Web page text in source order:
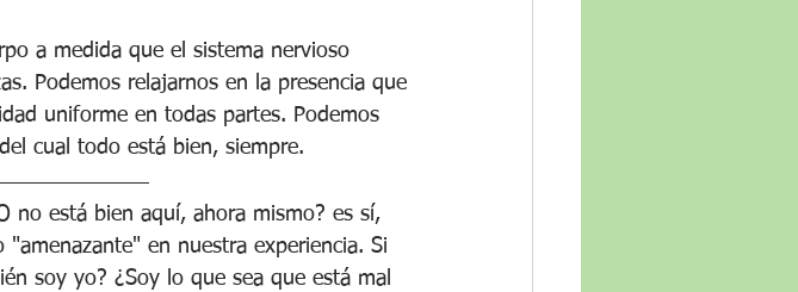
a medida que el sistema nervioso
Podemos relajarnos en la presencia que
uniforme en todas partes. Podemos
cual todo está bien, siempre.
no está bien aquí, ahora mismo? es sí,
en nuestra experiencia. Si
soy yo? ¿Soy lo que sea que está mal